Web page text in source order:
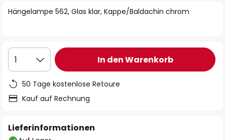
Hängelampe 562, Glas klar, Kappe/Baldachin chrom
1 In den Warenkorb
50 Tage kostenlose Retoure
Kauf auf Rechnung
Lieferinformationen